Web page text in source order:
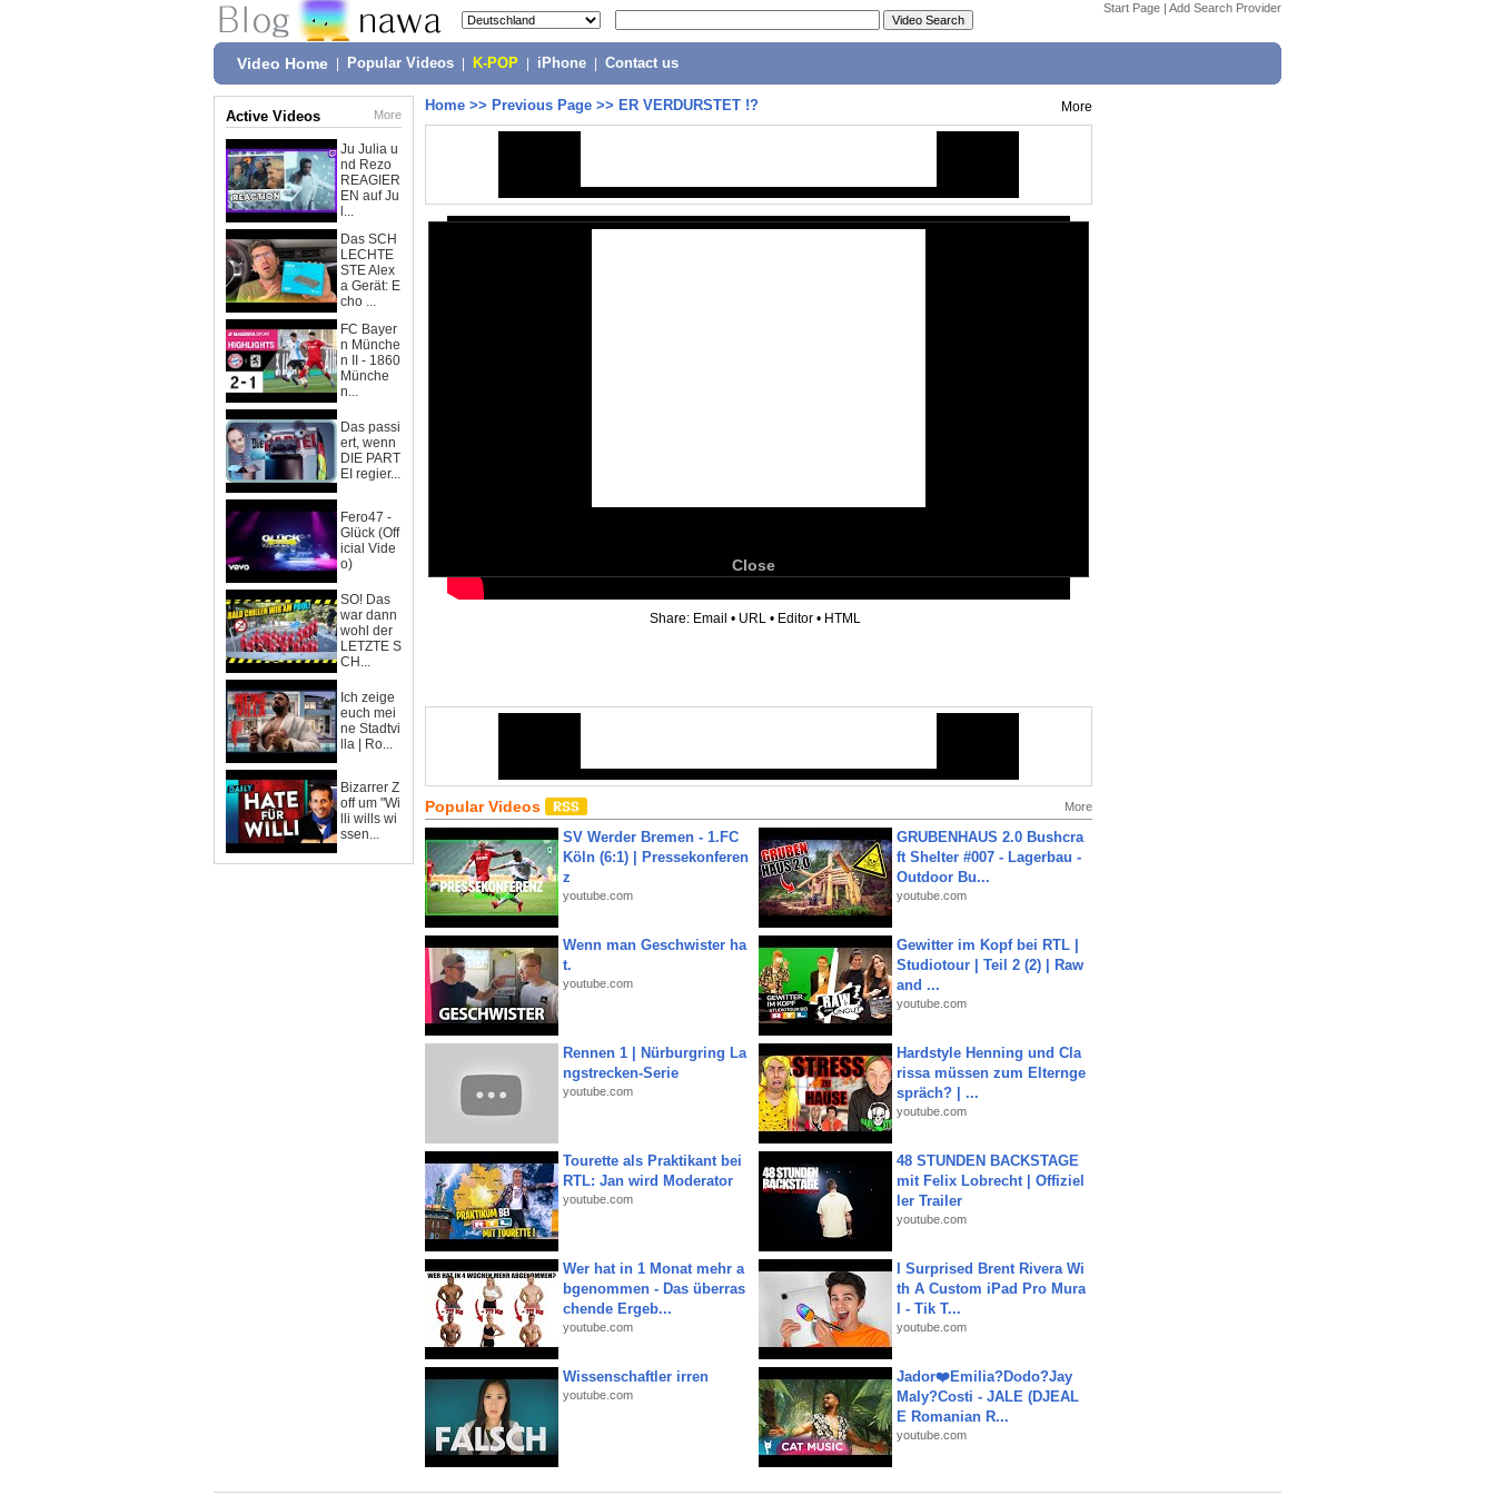
Start Page | Add Search Provider
Video Home Popular Videos K-POP iPhone Contact us
Active Videos More
Ju Julia u
nd Rezo
REAGIER
EN auf Ju
l...
Das SCH
LECHTE
STE Alex
a Gerät: E
cho ...
FC Bayer
n Münche
n II - 1860
Münche
n...
Das passi
ert, wenn
DIE PART
EI regier...
Fero47 -
Glück (Off
icial Vide
o)
SO! Das
war dann
wohl der
LETZTE S
CH...
Ich zeige
euch mei
ne Stadtvi
lla | Ro...
Bizarrer Z
off um "Wi
lli wills wi
ssen...
Home >> Previous Page >> ER VERDURSTET !? More
Close
Share: Email • URL • Editor • HTML
Popular Videos More
SV Werder Bremen - 1.FC
Köln (6:1) | Pressekonferen
z
youtube.com
GRUBENHAUS 2.0 Bushcra
ft Shelter #007 - Lagerbau -
Outdoor Bu...
youtube.com
Wenn man Geschwister ha
t.
youtube.com
Gewitter im Kopf bei RTL |
Studiotour | Teil 2 (2) | Raw
and ...
youtube.com
Rennen 1 | Nürburgring La
ngstrecken-Serie
youtube.com
Hardstyle Henning und Cla
rissa müssen zum Elternge
spräch? | ...
youtube.com
Tourette als Praktikant bei
RTL: Jan wird Moderator
youtube.com
48 STUNDEN BACKSTAGE
mit Felix Lobrecht | Offiziel
ler Trailer
youtube.com
Wer hat in 1 Monat mehr a
bgenommen - Das überras
chende Ergeb...
youtube.com
I Surprised Brent Rivera Wi
th A Custom iPad Pro Mura
l - Tik T...
youtube.com
Wissenschaftler irren
youtube.com
Jador❤️Emilia?Dodo?Jay
Maly?Costi - JALE (DJEAL
E Romanian R...
youtube.com